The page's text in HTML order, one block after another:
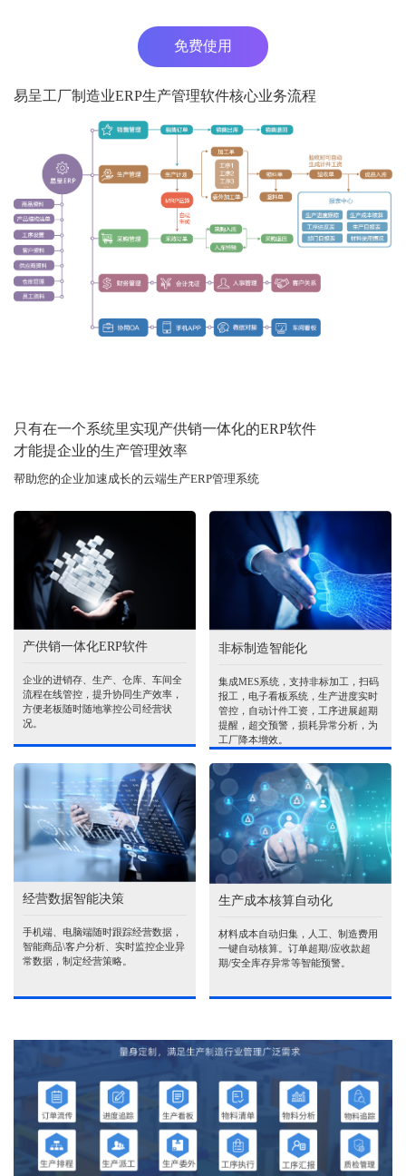
免费使用
易呈工厂制造业ERP生产管理软件核心业务流程
只有在一个系统里实现产供销一体化的ERP软件
才能提企业的生产管理效率
帮助您的企业加速成长的云端生产ERP管理系统
产供销一体化ERP软件
企业的进销存、生产、仓库、车间全
流程在线管控，提升协同生产效率，
方便老板随时随地掌控公司经营状
况。
非标制造智能化
集成MES系统，支持非标加工，扫码
报工，电子看板系统，生产进度实时
管控，自动计件工资，工序进展超期
提醒，超交预警，损耗异常分析，为
工厂降本增效。
经营数据智能决策
手机端、电脑端随时跟踪经营数据，
智能商品\客户分析、实时监控企业异
常数据，制定经营策略。
生产成本核算自动化
材料成本自动归集，人工、制造费用
一键自动核算。订单超期/应收款超
期/安全库存异常等智能预警。